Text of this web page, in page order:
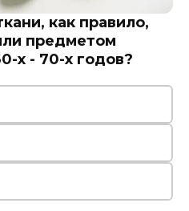
как правило,
предметом
х - 70-х годов?